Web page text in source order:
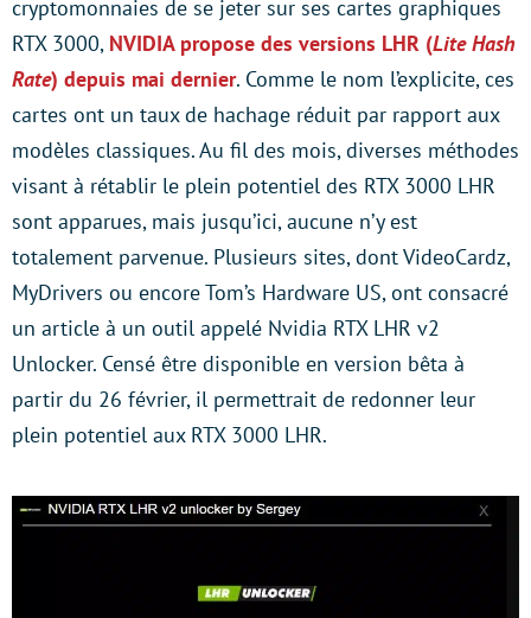
cryptomonnaies de se jeter sur ses cartes graphiques
RTX 3000, NVIDIA propose des versions LHR (Lite Hash
Rate) depuis mai dernier. Comme le nom l’explicite, ces
cartes ont un taux de hachage réduit par rapport aux
modèles classiques. Au fil des mois, diverses méthodes
visant à rétablir le plein potentiel des RTX 3000 LHR
sont apparues, mais jusqu’ici, aucune n’y est
totalement parvenue. Plusieurs sites, dont VideoCardz,
MyDrivers ou encore Tom’s Hardware US, ont consacré
un article à un outil appelé Nvidia RTX LHR v2
Unlocker. Censé être disponible en version bêta à
partir du 26 février, il permettrait de redonner leur
plein potentiel aux RTX 3000 LHR.